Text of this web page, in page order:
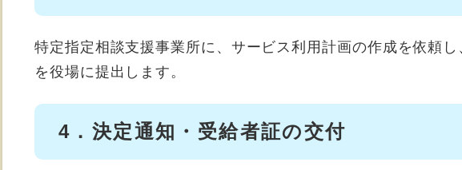
特定指定相談支援事業所に、サービス利用計画の作成を依頼
を役場に提出します。
4．決定通知・受給者証の交付